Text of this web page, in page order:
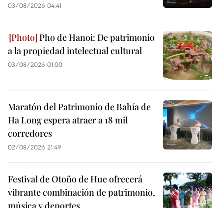
03/08/2026 04:41
Pho de Hanoi: De patrimonio
a la propiedad intelectual cultural
03/08/2026 01:00
Maratón del Patrimonio de Bahía de
Ha Long espera atraer a 18 mil
corredores
02/08/2026 21:49
Festival de Otoño de Hue ofrecerá
vibrante combinación de patrimonio,
música y deportes